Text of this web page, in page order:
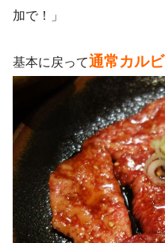
加で！」
基本に戻って通常カルビ